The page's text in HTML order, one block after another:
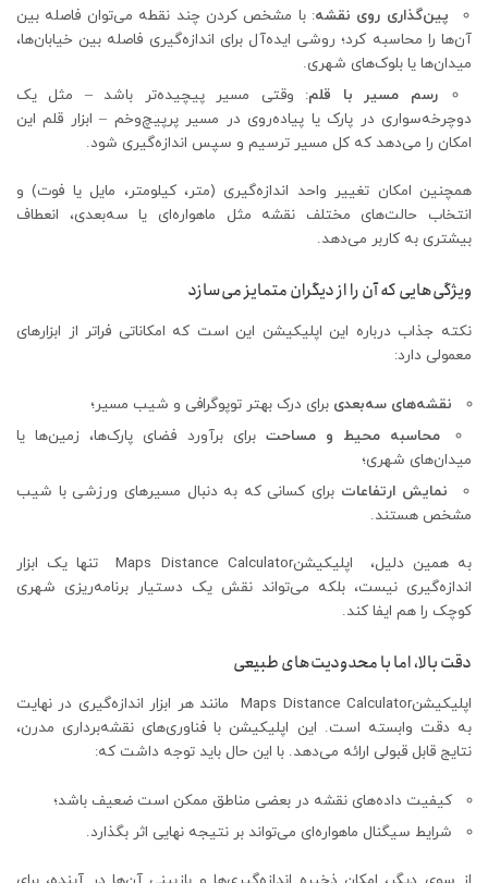
پین‌گذاری روی نقشه: با مشخص کردن چند نقطه می‌توان فاصله بین
آن‌ها را محاسبه کرد؛ روشی ایده‌آل برای اندازه‌گیری فاصله بین خیابان‌ها،
میدان‌ها یا بلوک‌های شهری.
رسم مسیر با قلم: وقتی مسیر پیچیده‌تر باشد – مثل یک
دوچرخه‌سواری در پارک یا پیاده‌روی در مسیر پرپیچ‌وخم – ابزار قلم این
امکان را می‌دهد که کل مسیر ترسیم و سپس اندازه‌گیری شود.
همچنین امکان تغییر واحد اندازه‌گیری (متر، کیلومتر، مایل یا فوت) و
انتخاب حالت‌های مختلف نقشه مثل ماهواره‌ای یا سه‌بعدی، انعطاف
بیشتری به کاربر می‌دهد.
ویژگی‌هایی که آن را از دیگران متمایز می‌سازد
نکته جذاب درباره این اپلیکیشن این است که امکاناتی فراتر از ابزارهای
معمولی دارد:
نقشه‌های سه‌بعدی برای درک بهتر توپوگرافی و شیب مسیر؛
محاسبه محیط و مساحت برای برآورد فضای پارک‌ها، زمین‌ها یا
میدان‌های شهری؛
نمایش ارتفاعات برای کسانی که به دنبال مسیرهای ورزشی با شیب
مشخص هستند.
به همین دلیل، اپلیکیشنMaps Distance Calculator تنها یک ابزار
اندازه‌گیری نیست، بلکه می‌تواند نقش یک دستیار برنامه‌ریزی شهری
کوچک را هم ایفا کند.
دقت بالا، اما با محدودیت‌های طبیعی
اپلیکیشنMaps Distance Calculator مانند هر ابزار اندازه‌گیری در نهایت
به دقت وابسته است. این اپلیکیشن با فناوری‌های نقشه‌برداری مدرن،
نتایج قابل قبولی ارائه می‌دهد. با این حال باید توجه داشت که:
کیفیت داده‌های نقشه در بعضی مناطق ممکن است ضعیف باشد؛
شرایط سیگنال ماهواره‌ای می‌تواند بر نتیجه نهایی اثر بگذارد.